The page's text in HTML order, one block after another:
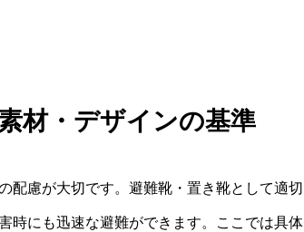
材・デザインの基準
配慮が大切です。避難靴・置き靴として適切
時にも迅速な避難ができます。ここでは具体